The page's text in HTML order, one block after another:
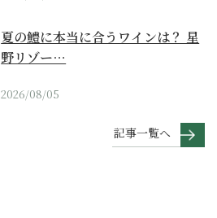
夏の鱧に本当に合うワインは？ 星
野リゾー…
2026/08/05
記事一覧へ